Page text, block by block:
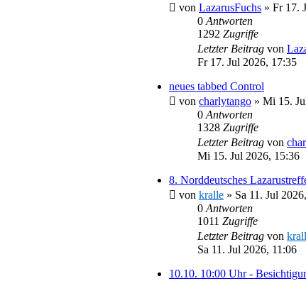
von LazarusFuchs » Fr 17.
0 Antworten
1292 Zugriffe
Letzter Beitrag von
Fr 17. Jul 2026, 17:35
neues tabbed Control
von charlytango » Mi 15.
0 Antworten
1328 Zugriffe
Letzter Beitrag von
Mi 15. Jul 2026, 15:36
8. Norddeutsches
von kralle » Sa 11. Jul
0 Antworten
1011 Zugriffe
Letzter Beitrag von
Sa 11. Jul 2026, 11:06
10.10. 10:00 Uhr -